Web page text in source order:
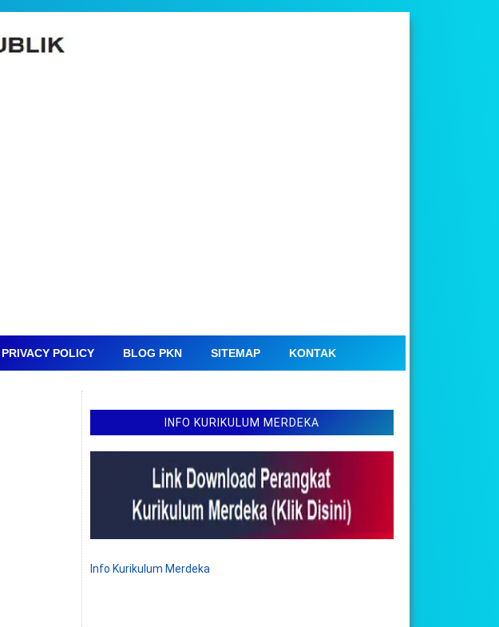
PRIVACY POLICY BLOG PKN SITEMAP KONTAK
INFO KURIKULUM MERDEKA
Info Kurikulum Merdeka